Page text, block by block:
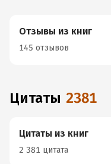
Отзывы из книг
145 отзывов
Цитаты 2381
Цитаты из книг
2 381 цитата